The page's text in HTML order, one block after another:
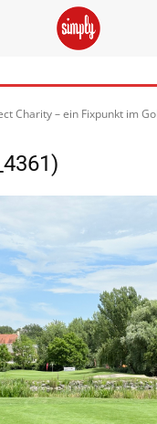
Charity – ein Fixpunkt im